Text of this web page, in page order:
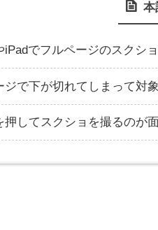
本
iPadでフルページのスクシ
ジで下が切れてしまって対
押してスクショを撮るのが